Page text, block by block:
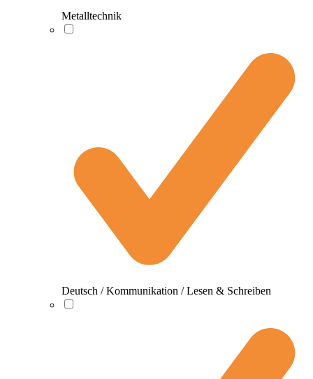
Metalltechnik
Deutsch / Kommunikation / Lesen & Schreiben